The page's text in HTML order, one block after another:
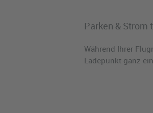
Parken & Strom
Während Ihrer
Ladepunkt ganz